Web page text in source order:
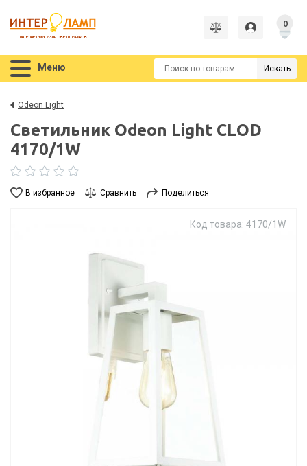
интернет-магазин светильников
0
Меню Искать
Odeon Light
Светильник Odeon Light CLOD
4170/1W
В избранное Сравнить Поделиться
Код товара: 4170/1W